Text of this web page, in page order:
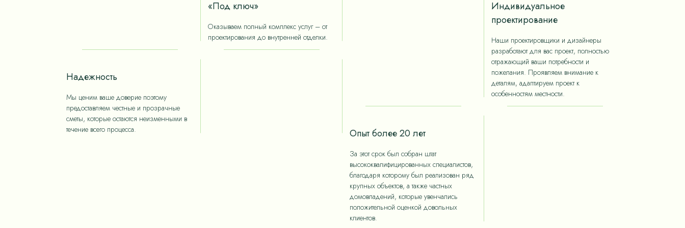
«Под ключ»
Оказываем полный комплекс услуг – от
проектирования до внутренней отделки.
Надежность
Мы ценим ваше доверие поэтому
предоставляем честные и прозрачные
сметы, которые остаются неизменными в
течение всего процесса.
Индивидуальное
проектирование
Наши проектировщики и дизайнеры
разработают для вас проект, полностью
отражающий ваши потребности и
пожелания. Проявляем внимание к
деталям, адаптируем проект к
особенностям местности.
Опыт более 20 лет
За этот срок был собран штат
высококвалифицированных специалистов,
благодаря которому был реализован ряд
крупных объектов, а также частных
домовладений, которые увенчались
положительной оценкой довольных
клиентов.